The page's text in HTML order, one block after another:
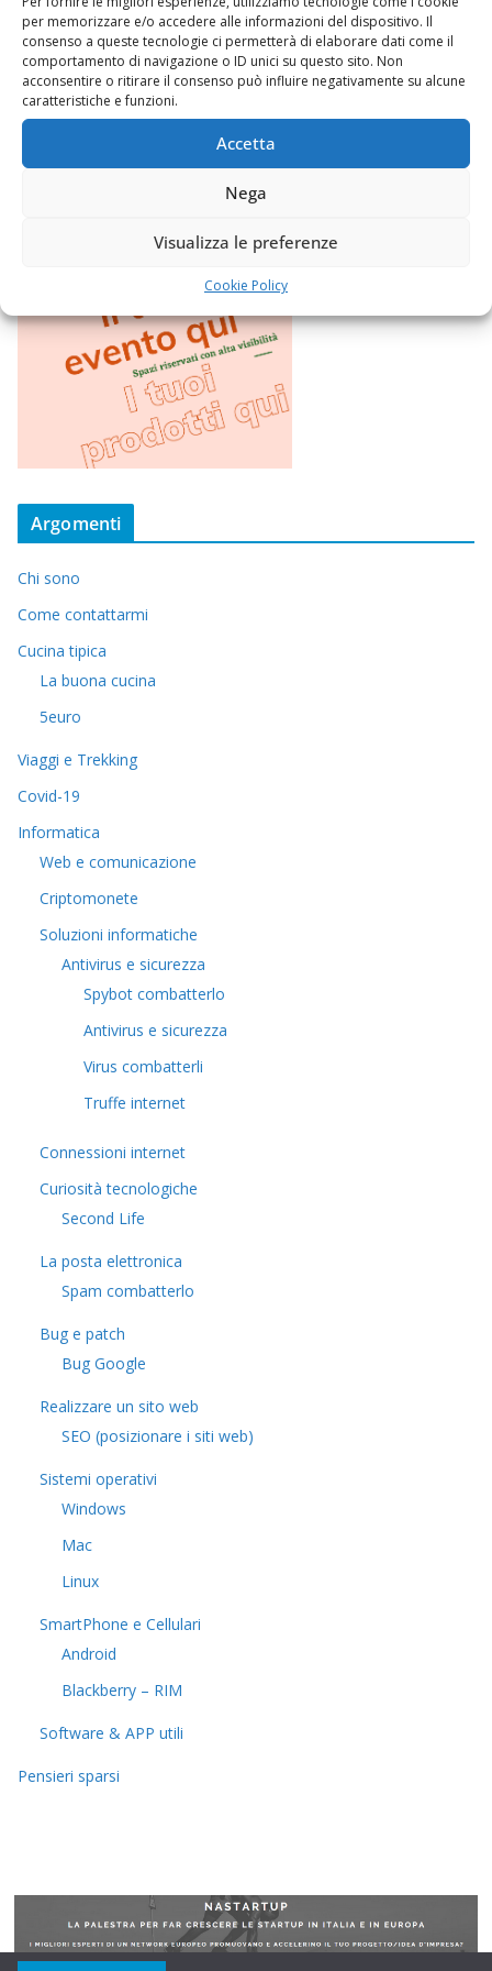
per memorizzare e/o accedere alle informazioni del dispositivo. Il
consenso a queste tecnologie ci permetterà di elaborare dati come il
comportamento di navigazione o ID unici su questo sito. Non
acconsentire o ritirare il consenso può influire negativamente su alcune
caratteristiche e funzioni.
Accetta
Nega
Visualizza le preferenze
Cookie Policy
Argomenti
Chi sono
Come contattarmi
Cucina tipica
La buona cucina
5euro
Viaggi e Trekking
Covid-19
Informatica
Web e comunicazione
Criptomonete
Soluzioni informatiche
Antivirus e sicurezza
Spybot combatterlo
Antivirus e sicurezza
Virus combatterli
Truffe internet
Connessioni internet
Curiosità tecnologiche
​Second Life
La posta elettronica
Spam combatterlo
Bug e patch
Bug Google
Realizzare un sito web
SEO (posizionare i siti web)
Sistemi operativi
Windows
Mac
Linux
SmartPhone e Cellulari
Android
Blackberry – RIM
Software & APP utili
Pensieri sparsi